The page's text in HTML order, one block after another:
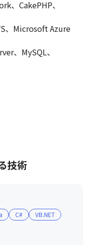
、CakePHP、
、Microsoft Azure
、MySQL、
技術
C#
VB.NET